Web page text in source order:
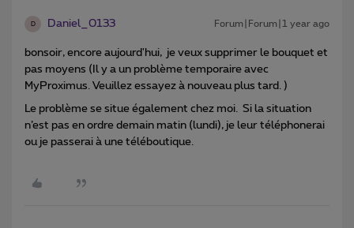
D Daniel_0133 Forum|Forum|1 year ago
bonsoir, encore aujourd'hui, je veux supprimer le bouquet et
pas moyens (Il y a un problème temporaire avec
MyProximus. Veuillez essayez à nouveau plus tard. )
Le problème se situe également chez moi. Si la situation
n’est pas en ordre demain matin (lundi), je leur téléphonerai
ou je passerai à une téléboutique.